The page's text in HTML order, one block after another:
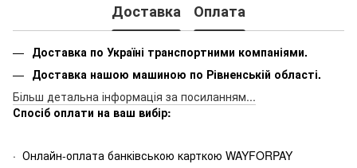
Доставка Оплата
Доставка по Україні транспортними компаніями.
Доставка нашою машиною по Рівненській області.
Більш детальна інформація за посиланням...
Спосіб оплати на ваш вибір:
· Онлайн-оплата банківською карткою WAYFORPAY